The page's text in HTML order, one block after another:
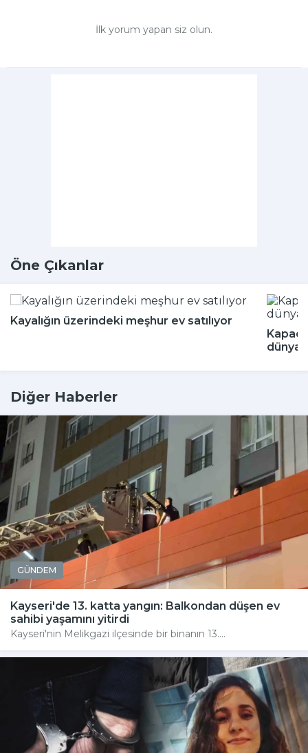
İlk yorum yapan siz olun.
Öne Çıkanlar
Kayalığın üzerindeki meşhur ev satılıyor
Diğer Haberler
GÜNDEM
Kayseri'de 13. katta yangın: Balkondan düşen ev
sahibi yaşamını yitirdi
Kayseri'nin Melikgazi ilçesinde bir binanın 13....